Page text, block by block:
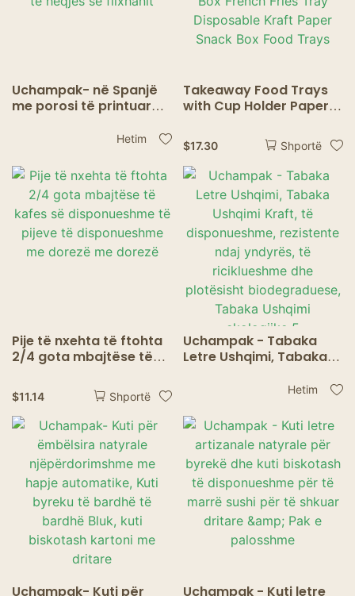
Uchampak- në Spanjë
me porosi të printuara
filxhanin e kafesë
filxhanit
Hetim
Takeaway Food Trays
with Cup Holder Paper
Oilproof Paper
Takeaway Box French
Fries Tray Disposable
Kraft Paper Snack Box
Food Trays
$17.30 Shportë
Pije të nxehta të ftohta
2/4 gota mbajtëse të
të pijeve të
disponueshme me
dorezë me dorezë
$11.14 Shportë
Uchampak - Tabaka
Letre Ushqimi, Tabaka
të riciklueshme dhe
plotësisht
biodegraduese, Tabaka
Ushqimi ekologjike 5
Hetim
Uchampak- Kuti për Uchampak - Kuti letre